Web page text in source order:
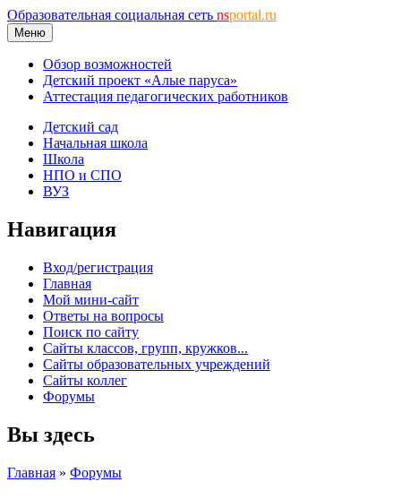
Образовательная социальная сеть nsportal.ru
Меню
Обзор возможностей
Детский проект «Алые паруса»
Аттестация педагогических работников
Детский сад
Начальная школа
Школа
НПО и СПО
ВУЗ
Навигация
Вход/регистрация
Главная
Мой мини-сайт
Ответы на вопросы
Поиск по сайту
Сайты классов, групп, кружков...
Сайты образовательных учреждений
Сайты коллег
Форумы
Вы здесь
Главная » Форумы